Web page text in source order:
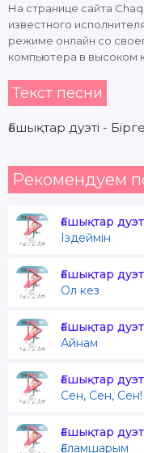
На странице сайта
известного
режиме онлайн со
компьютера в высоком
Текст песни
Ғашықтар дуэті -
Рекомендуем
Ғашықтар
Іздеймін
Ғашықтар
Ол кез
Ғашықтар
Айнам
Ғашықтар
Сен, Сен, Сен!
Ғашықтар
Ғаламшарым